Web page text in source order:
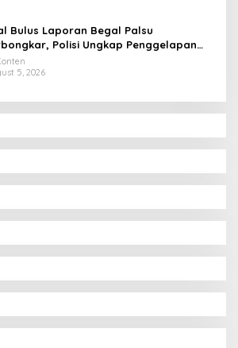
Bulus Laporan Begal Palsu
Polisi Ungkap Penggelapan
Perusahaan untuk Crypto
5, 2026